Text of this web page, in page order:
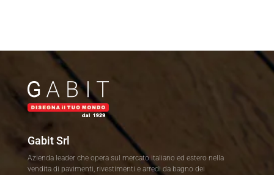
Gabit Srl
Azienda leader che opera sul mercato italiano ed estero nella
vendita di pavimenti, rivestimenti e arredi da bagno dei